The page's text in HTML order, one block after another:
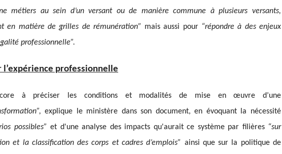
métiers au sein d’un versant ou de manière commune à plusieurs versants,
en matière de grilles de rémunération” mais aussi pour “répondre à des enjeux
professionnelle”.
l’expérience professionnelle
à préciser les conditions et modalités de mise en œuvre d’une
explique le ministère dans son document, en évoquant la nécessité
possibles”et d'une analyse des impacts qu'aurait ce système par filières “sur
et la classification des corps et cadres d’emplois” ainsi que sur la politique de